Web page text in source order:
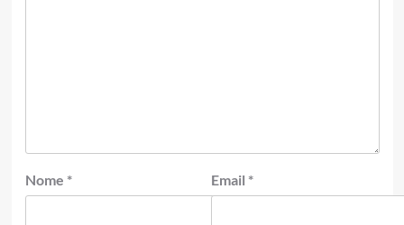
Nome * Email *